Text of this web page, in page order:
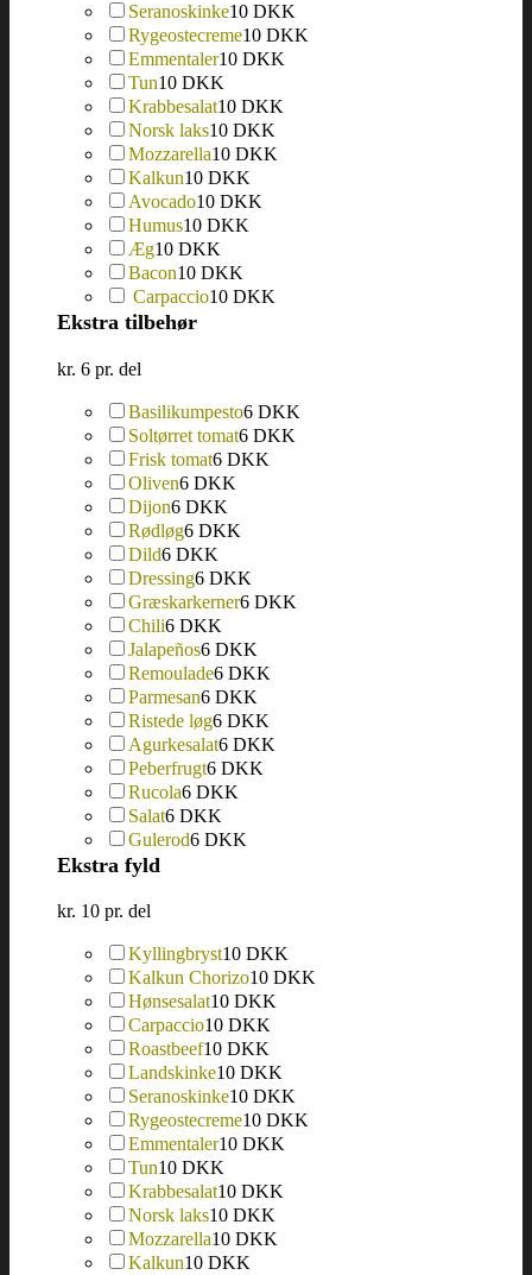
Seranoskinke10 DKK
Rygeostecreme10 DKK
Emmentaler10 DKK
Tun10 DKK
Krabbesalat10 DKK
Norsk laks10 DKK
Mozzarella10 DKK
Kalkun10 DKK
Avocado10 DKK
Humus10 DKK
Æg10 DKK
Bacon10 DKK
Carpaccio10 DKK
Ekstra tilbehør
kr. 6 pr. del
Basilikumpesto6 DKK
Soltørret tomat6 DKK
Frisk tomat6 DKK
Oliven6 DKK
Dijon6 DKK
Rødløg6 DKK
Dild6 DKK
Dressing6 DKK
Græskarkerner6 DKK
Chili6 DKK
Jalapeños6 DKK
Remoulade6 DKK
Parmesan6 DKK
Ristede løg6 DKK
Agurkesalat6 DKK
Peberfrugt6 DKK
Rucola6 DKK
Salat6 DKK
Gulerod6 DKK
Ekstra fyld
kr. 10 pr. del
Kyllingbryst10 DKK
Kalkun Chorizo10 DKK
Hønsesalat10 DKK
Carpaccio10 DKK
Roastbeef10 DKK
Landskinke10 DKK
Seranoskinke10 DKK
Rygeostecreme10 DKK
Emmentaler10 DKK
Tun10 DKK
Krabbesalat10 DKK
Norsk laks10 DKK
Mozzarella10 DKK
Kalkun10 DKK